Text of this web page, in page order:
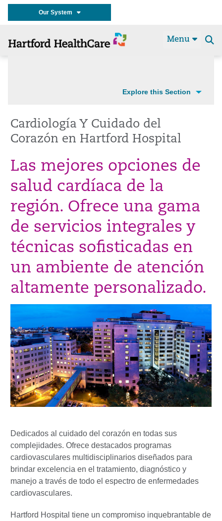
Our System
Menu
Explore this Section
Cardiología Y Cuidado del
Corazón en Hartford Hospital
Las mejores opciones de
salud cardíaca de la
región. Ofrece una gama
de servicios integrales y
técnicas sofisticadas en
un ambiente de atención
altamente personalizado.
Dedicados al cuidado del corazón en todas sus
complejidades. Ofrece destacados programas
cardiovasculares multidisciplinarios diseñados para
brindar excelencia en el tratamiento, diagnóstico y
manejo a través de todo el espectro de enfermedades
cardiovasculares.
Hartford Hospital tiene un compromiso inquebrantable de